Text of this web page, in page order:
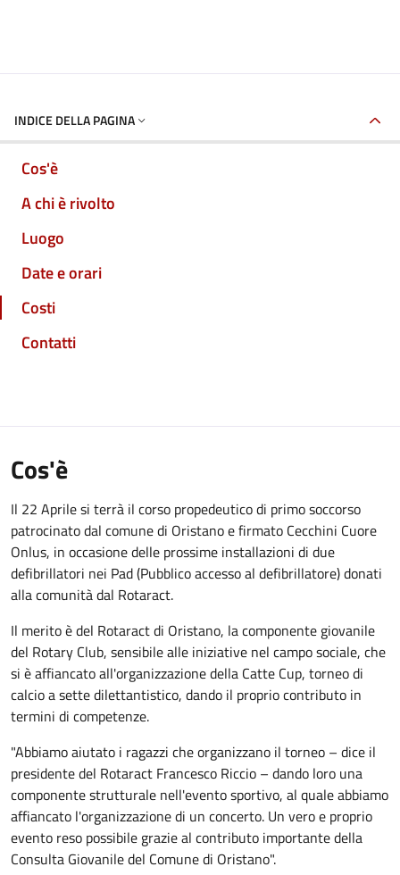
INDICE DELLA PAGINA
Cos'è
A chi è rivolto
Luogo
Date e orari
Costi
Contatti
Cos'è
Il 22 Aprile si terrà il corso propedeutico di primo soccorso
patrocinato dal comune di Oristano e firmato Cecchini Cuore
Onlus, in occasione delle prossime installazioni di due
defibrillatori nei Pad (Pubblico accesso al defibrillatore) donati
alla comunità dal Rotaract.
Il merito è del Rotaract di Oristano, la componente giovanile
del Rotary Club, sensibile alle iniziative nel campo sociale, che
si è affiancato all'organizzazione della Catte Cup, torneo di
calcio a sette dilettantistico, dando il proprio contributo in
termini di competenze.
"Abbiamo aiutato i ragazzi che organizzano il torneo – dice il
presidente del Rotaract Francesco Riccio – dando loro una
componente strutturale nell'evento sportivo, al quale abbiamo
affiancato l'organizzazione di un concerto. Un vero e proprio
evento reso possibile grazie al contributo importante della
Consulta Giovanile del Comune di Oristano".